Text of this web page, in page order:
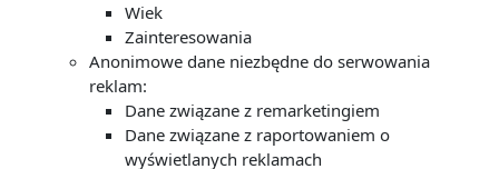
Wiek
Zainteresowania
Anonimowe dane niezbędne do serwowania
reklam:
Dane związane z remarketingiem
Dane związane z raportowaniem o
wyświetlanych reklamach